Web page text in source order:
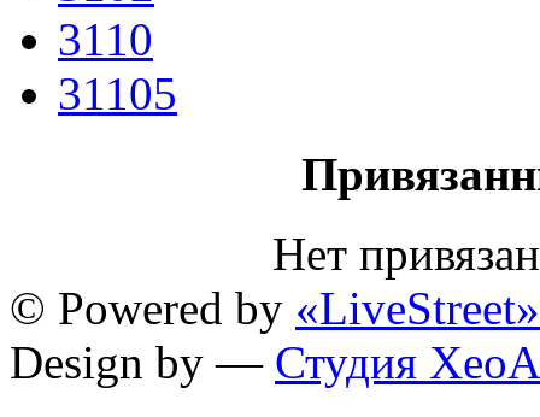
3110
31105
Нет
© Powered by «LiveStreet»
Design by — Студия